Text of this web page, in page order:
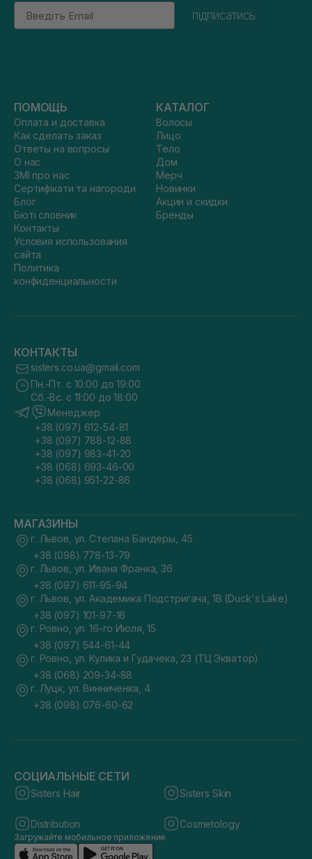
Email
підписатись
ПОМОЩЬ
Оплата и доставка
Как сделать заказ
Ответы на вопросы
О нас
ЗМІ про нас
Сертифікати та нагороди
Блог
Бюті словник
Контакты
Условия использования
сайта
Политика
конфиденциальности
КАТАЛОГ
Волосы
Лицо
Тело
Дом
Мерч
Новинки
Акции и скидки
Бренды
КОНТАКТЫ
sisters.co.ua@gmail.com
Пн.-Пт. с 10:00 до 19:00
Сб.-Вс. с 11:00 до 18:00
Менеджер
+38 (097) 612-54-81
+38 (097) 788-12-88
+38 (097) 983-41-20
+38 (068) 693-46-00
+38 (068) 951-22-86
МАГАЗИНЫ
г. Львов, ул. Степана Бандеры, 45
+38 (098) 778-13-79
г. Львов, ул. Ивана Франка, 36
+38 (097) 611-95-94
г. Львов, ул. Академика Подстригача, 1В (Duck's Lake)
+38 (097) 101-97-16
г. Ровно, ул. 16-го Июля, 15
+38 (097) 544-61-44
г. Ровно, ул. Кулика и Гудачека, 23 (ТЦ Экватор)
+38 (068) 209-34-88
г. Луцк, ул. Винниченка, 4
+38 (098) 076-60-62
СОЦИАЛЬНЫЕ СЕТИ
Sisters Hair Sisters Skin
Distribution Cosmetology
Загружайте мобильное приложение